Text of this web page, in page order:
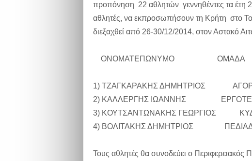
προπόνηση 22 αθλητών γεννηθέντες τα έτη
αθλητές, να εκπροσωπήσουν τη Κρήτη στο
διεξαχθεί από 26-30/12/2014, στον Αστακό
ΟΝΟΜΑΤΕΠΩΝΥΜΟ
1) ΤΖΑΓΚΑΡΑΚΗΣ
2) ΚΑΛΛΕΡΓΗΣ ΙΩΑΝΝΗΣ
3) ΚΟΥΤΣΑΝΤΩΝΑΚΗΣ
4) ΒΟΛΙΤΑΚΗΣ ΔΗΜΗΤΡΙΟΣ
Τους αθλητές θα συνοδεύει ο